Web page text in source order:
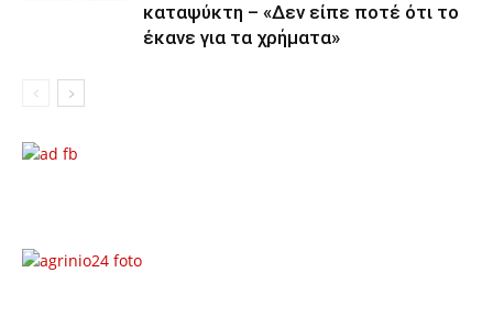
καταψύκτη – «Δεν είπε ποτέ ότι το
έκανε για τα χρήματα»